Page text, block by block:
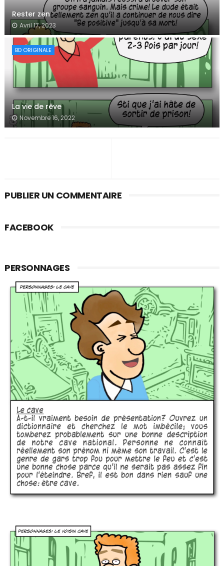
Rester zen
Avril 17, 2023
BD ORIGINALE
La vie de rêve
Novembre 16, 2022
PUBLIER UN COMMENTAIRE
FACEBOOK
PERSONNAGES